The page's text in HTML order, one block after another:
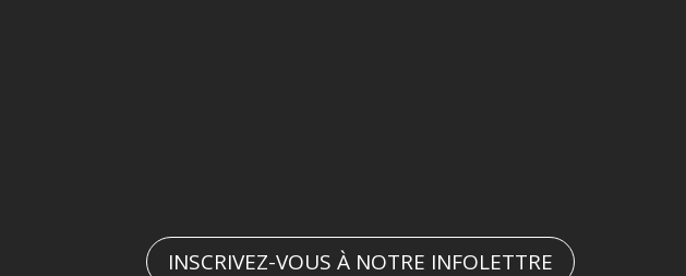
INSCRIVEZ-VOUS À NOTRE INFOLETTRE